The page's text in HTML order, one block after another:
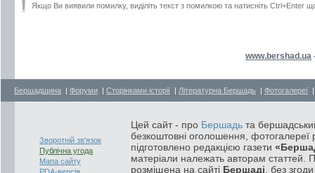
Якщо Ви виявили помилку, виділіть текст з помилкою та натисніть Ctrl+Enter
www.bershad.ua
Бершадщина | Форуми | Сторінками історії | Літературна Бершадь | Фотогалереї
Зворотній зв'язок
Публічна угода
Мапа сайту
Цей сайт - про Бершадь та
безкоштовні оголошення, фотогалереї
підготовлено редакцією газети
матеріали належать авторам статтей.
розміщена на сайті Бершаді , без